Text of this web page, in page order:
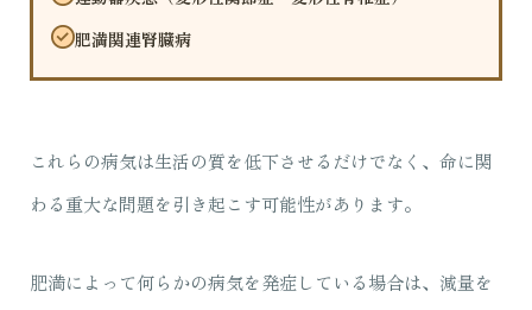
肥満関連腎臓病
これらの病気は生活の質を低下させるだけでなく、命に関
わる重大な問題を引き起こす可能性があります。
肥満によって何らかの病気を発症している場合は、減量を